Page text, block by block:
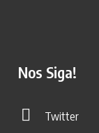
Nos Siga!
Twitter